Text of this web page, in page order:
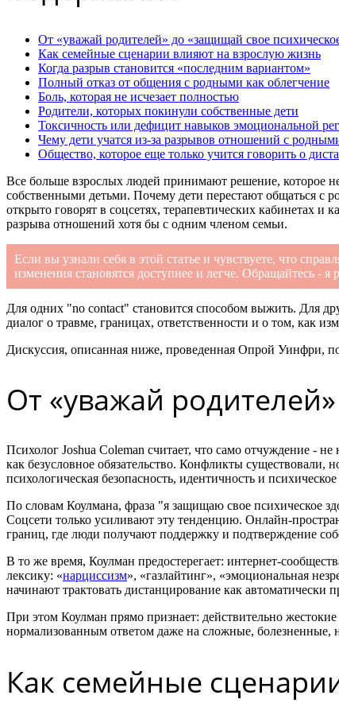
От «уважай родителей» до «защищай свое
Как семейные сценарии влияют на взрослую жизнь
Когда разрыв становится «последним вариантом»
Полный отказ от общения с родными как облегчение
Боль, которая не исчезает полностью
Родители, которых покинули собственные дети
Токсичность или дефицит навыков эмоциональной
Чему дети учатся из-за разрывов отношений с
Общество, которое еще только учится говорить о
Все больше взрослых людей принимают решение, которое
собственными детьми. Почему дети перестают общаться с
открыто говорят в соцсетях, терапевтических кабинетах и
разрыва отношений хотя бы с одним членом семьи.
Если вы узнали себя в этой статье и чувствуете, что
изменения становятся доступнее и легче. Обращайтесь - я
Для одних "no contact" становится способом выжить. Для
диалог о травме, границах, ответственности и о том, как
Дискуссия, описанная ниже, проведенная Опрой Уинфри,
От «уважай
Психолог Joshua Coleman считает, что само отчуждение -
как безусловное обязательство. Конфликты существовали,
психологическая безопасность, идентичность и психическое
По словам Коулмана, фраза "я защищаю свое психическое
Соцсети только усиливают эту тенденцию. Онлайн-
границ, где люди получают поддержку и подтверждение
В то же время, Коулман предостерегает: интернет-
лексику: «нарциссизм», «газлайтинг», «эмоциональная
начинают трактовать дистанцирование как автоматически
При этом Коулман прямо признает: действительно
нормализованным ответом даже на сложные, болезненные,
Как семейные